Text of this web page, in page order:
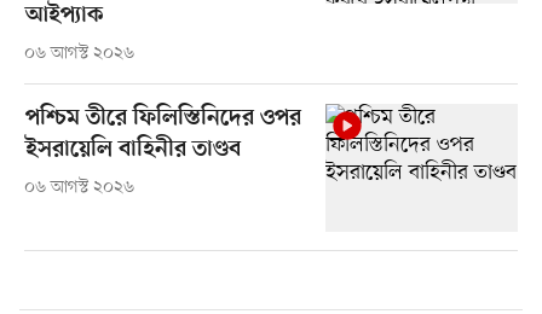
আইপ্যাক
০৬ আগস্ট ২০২৬
পশ্চিম তীরে ফিলিস্তিনিদের ওপর
ইসরায়েলি বাহিনীর তাণ্ডব
০৬ আগস্ট ২০২৬